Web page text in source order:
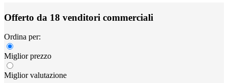
Offerto da 18 venditori commerciali
Ordina per:
Miglior prezzo
Miglior valutazione